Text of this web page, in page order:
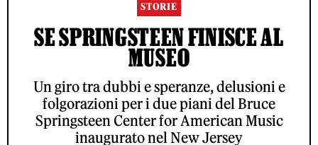
STORIE
SE SPRINGSTEEN FINISCE AL
MUSEO
Un giro tra dubbi e speranze, delusioni e
folgorazioni per i due piani del Bruce
Springsteen Center for American Music
inaugurato nel New Jersey